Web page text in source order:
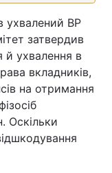
ухвалений ВР
затвердив
й ухвалення в
вкладників,
на отримання
Оскільки